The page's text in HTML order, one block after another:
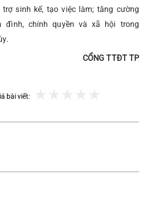
sinh kế, tạo việc làm; tăng cường
đình, chính quyền và xã hội trong
CỔNG TTĐT TP
bài viết: